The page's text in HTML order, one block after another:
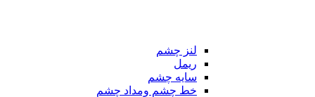
لنز چشم
ریمل
سایه چشم
خط چشم ومداد چشم